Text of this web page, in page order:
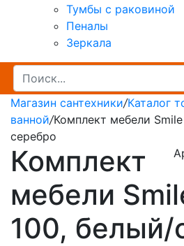
Тумбы с раковиной
Пеналы
Зеркала
Магазин сантехники/Каталог
ванной/Комплект мебели
серебро
Комплект
мебели
100, белый/